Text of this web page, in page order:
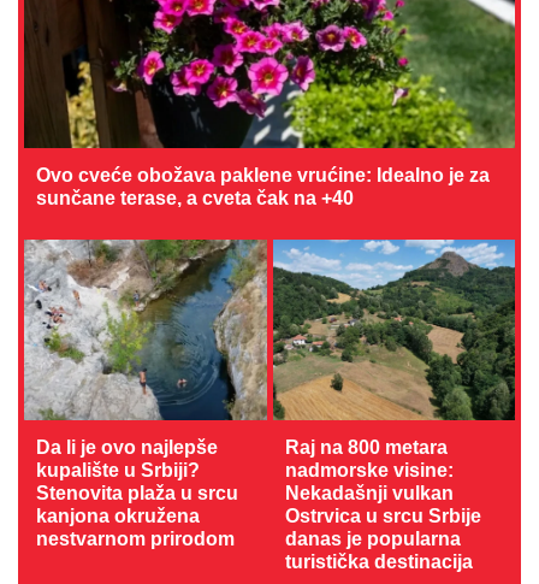
Ovo cveće obožava paklene vrućine: Idealno je za
sunčane terase, a cveta čak na +40
Da li je ovo najlepše
kupalište u Srbiji?
Stenovita plaža u srcu
kanjona okružena
nestvarnom prirodom
Raj na 800 metara
nadmorske visine:
Nekadašnji vulkan
Ostrvica u srcu Srbije
danas je popularna
turistička destinacija